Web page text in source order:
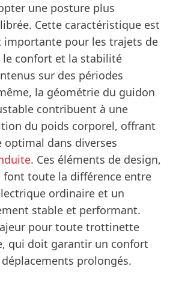
une posture plus
Cette caractéristique est
pour les trajets de
le confort et la stabilité
sur des périodes
la géométrie du guidon
contribuent à une
du poids corporel, offrant
dans diverses
. Ces éléments de design,
font toute la différence entre
ordinaire et un
stable et performant.
pour toute trottinette
qui doit garantir un confort
prolongés.